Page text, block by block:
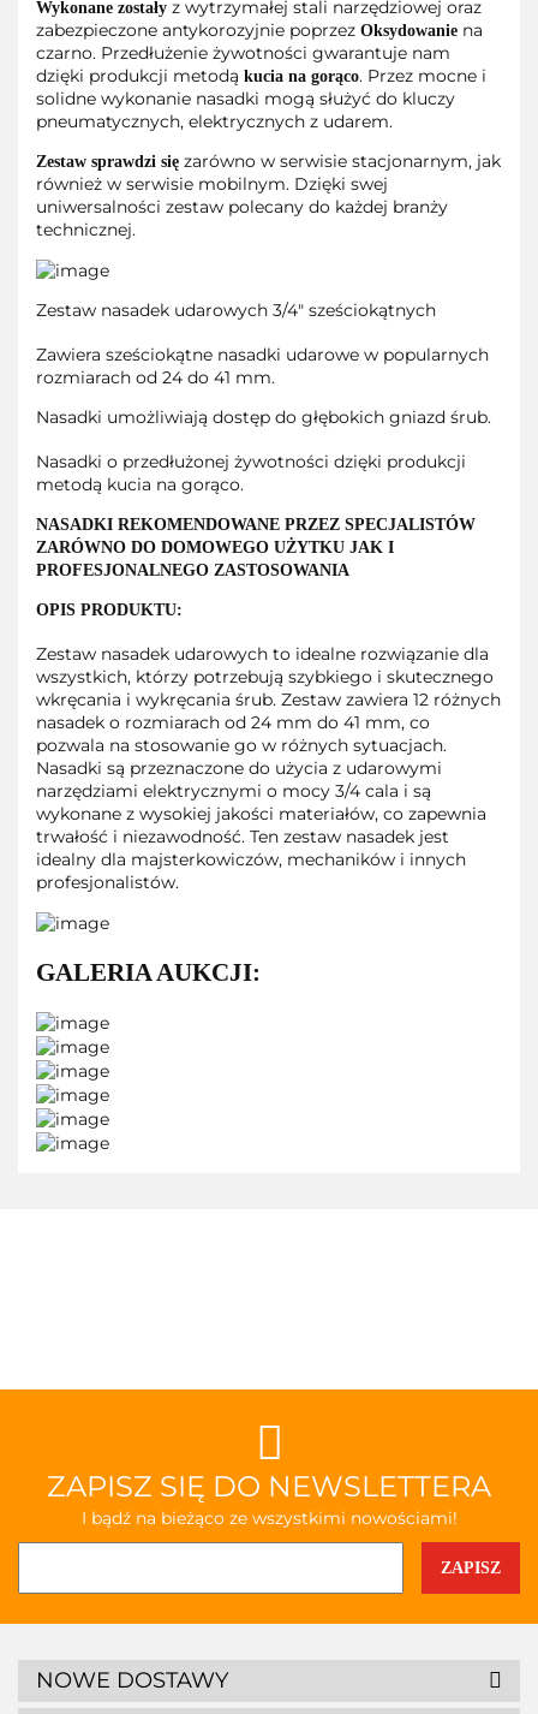
Wykonane zostały z wytrzymałej stali narzędziowej oraz
zabezpieczone antykorozyjnie poprzez Oksydowanie na
czarno. Przedłużenie żywotności gwarantuje nam
dzięki produkcji metodą kucia na gorąco. Przez mocne i
solidne wykonanie nasadki mogą służyć do kluczy
pneumatycznych, elektrycznych z udarem.
Zestaw sprawdzi się zarówno w serwisie stacjonarnym, jak
również w serwisie mobilnym. Dzięki swej
uniwersalności zestaw polecany do każdej branży
technicznej.
Zestaw nasadek udarowych 3/4" sześciokątnych
Zawiera sześciokątne nasadki udarowe w popularnych
rozmiarach od 24 do 41 mm.
Nasadki umożliwiają dostęp do głębokich gniazd śrub.
Nasadki o przedłużonej żywotności dzięki produkcji
metodą kucia na gorąco.
NASADKI REKOMENDOWANE PRZEZ SPECJALISTÓW
ZARÓWNO DO DOMOWEGO UŻYTKU JAK I
PROFESJONALNEGO ZASTOSOWANIA
OPIS PRODUKTU:
Zestaw nasadek udarowych to idealne rozwiązanie dla
wszystkich, którzy potrzebują szybkiego i skutecznego
wkręcania i wykręcania śrub. Zestaw zawiera 12 różnych
nasadek o rozmiarach od 24 mm do 41 mm, co
pozwala na stosowanie go w różnych sytuacjach.
Nasadki są przeznaczone do użycia z udarowymi
narzędziami elektrycznymi o mocy 3/4 cala i są
wykonane z wysokiej jakości materiałów, co zapewnia
trwałość i niezawodność. Ten zestaw nasadek jest
idealny dla majsterkowiczów, mechaników i innych
profesjonalistów.
GALERIA AUKCJI:
ZAPISZ SIĘ DO NEWSLETTERA
I bądź na bieżąco ze wszystkimi nowościami!
NOWE DOSTAWY